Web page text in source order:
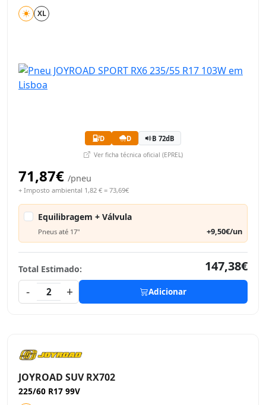
XL
D D B 72dB
Ver ficha técnica oficial (EPREL)
71,87€ /pneu
+ Imposto ambiental 1,82 € = 73,69€
Equilibragem + Válvula
Pneus até 17" +9,50€/un
Total Estimado:
147,38€
-
2 + Adicionar
JOYROAD SUV RX702
225/60 R17 99V